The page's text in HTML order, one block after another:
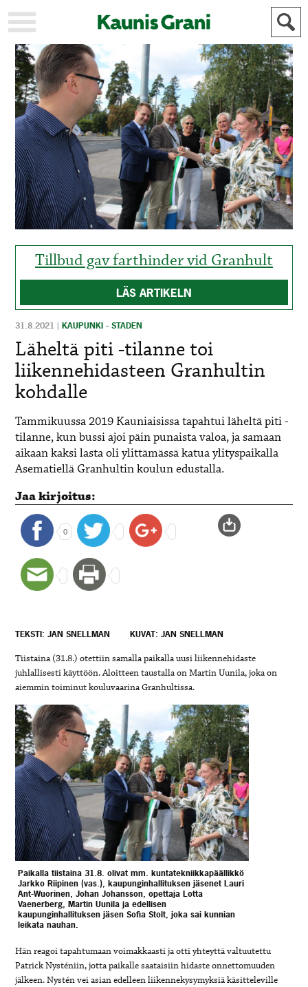
KAUPUNKI
STADEN
AJANKOHTAISTA
AKTUELLT
URHEILU
IDROTT
KULTTUURI
KULTUR
HISTORIA
HISTORIA
YLEINEN
ALLMÄN
MAINOSTAJILLE
FÖR
ANNONSÖRER
Tillbud gav farthinder vid Granhult
LÄS ARTIKELN
31.8.2021 |KAUPUNKI - STADEN
Läheltä piti -tilanne toi
liikennehidasteen Granhultin
kohdalle
Tammikuussa 2019 Kauniaisissa tapahtui läheltä piti -
tilanne, kun bussi ajoi päin punaista valoa, ja samaan
aikaan kaksi lasta oli ylittämässä katua ylityspaikalla
Asematiellä Granhultin koulun edustalla.
Jaa kirjoitus:
0
TEKSTI: JAN SNELLMAN KUVAT: JAN SNELLMAN
Tiistaina (31.8.) otettiin samalla paikalla uusi liikennehidaste
juhlallisesti käyttöön. Aloitteen taustalla on Martin Uunila, joka on
aiemmin toiminut kouluvaarina Granhultissa.
Paikalla tiistaina 31.8. olivat mm. kuntatekniikkapäällikkö
Jarkko Riipinen (vas.), kaupunginhallituksen jäsenet Lauri
Ant-Wuorinen, Johan Johansson, opettaja Lotta
Vaenerberg, Martin Uunila ja edellisen
kaupunginhallituksen jäsen Sofia Stolt, joka sai kunnian
leikata nauhan.
Hän reagoi tapahtumaan voimakkaasti ja otti yhteyttä valtuutettu
Patrick Nysténiin, jotta paikalle saataisiin hidaste onnettomuuden
jälkeen. Nystén vei asian edelleen liikennekysymyksiä käsitteleville